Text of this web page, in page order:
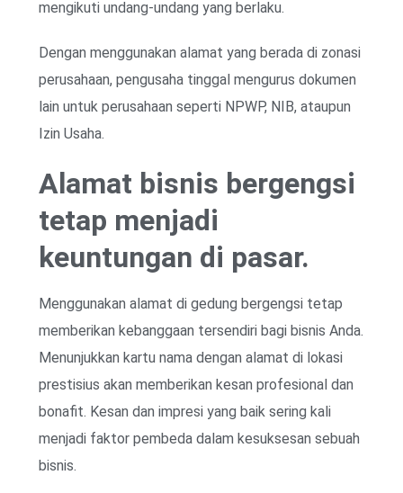
mengikuti undang-undang yang berlaku.
Dengan menggunakan alamat yang berada di zonasi
perusahaan, pengusaha tinggal mengurus dokumen
lain untuk perusahaan seperti NPWP, NIB, ataupun
Izin Usaha.
Alamat bisnis bergengsi
tetap menjadi
keuntungan di pasar.
Menggunakan alamat di gedung bergengsi tetap
memberikan kebanggaan tersendiri bagi bisnis Anda.
Menunjukkan kartu nama dengan alamat di lokasi
prestisius akan memberikan kesan profesional dan
bonafit. Kesan dan impresi yang baik sering kali
menjadi faktor pembeda dalam kesuksesan sebuah
bisnis.